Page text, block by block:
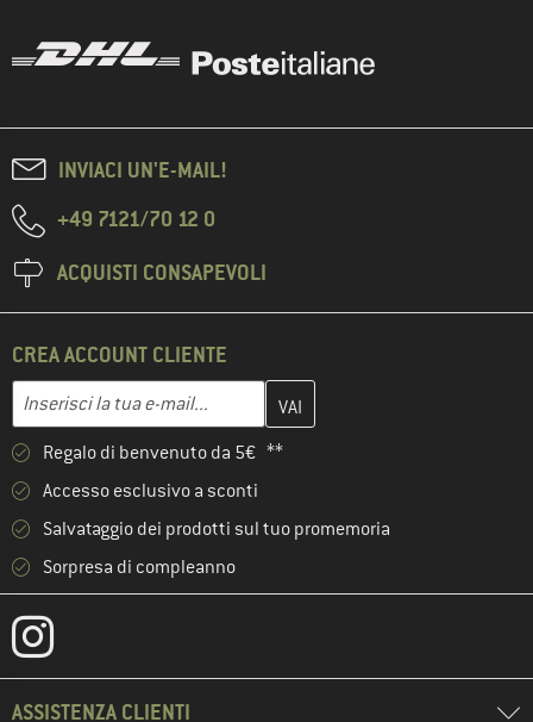
INVIACI UN'E-MAIL!
+49 7121/70 12 0
ACQUISTI CONSAPEVOLI
CREA ACCOUNT CLIENTE
Indirizzo e-mail
Inserisci qui il tuo indirizzo e-mail e crea il tuo account cliente
Regalo di benvenuto da 5€ **
Accesso esclusivo a sconti
Salvataggio dei prodotti sul tuo promemoria
Sorpresa di compleanno
ASSISTENZA CLIENTI